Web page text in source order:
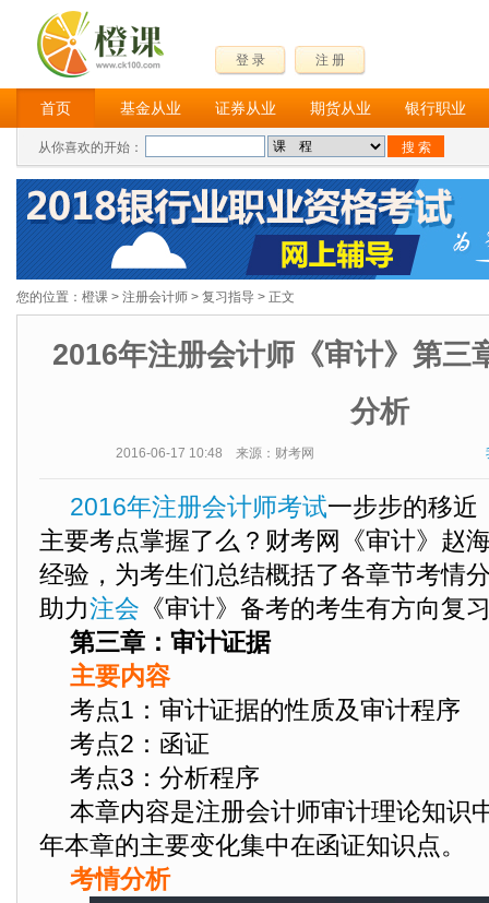
登 录 注 册
首页 基金从业 证券从业 期货从业 银行职业
从你喜欢的开始：
您的位置： 橙课 > 注册会计师 > 复习指导 > 正文
2016年注册会计师《审计》第三
分析
2016-06-17 10:48 来源：财考网
2016年注册会计师考试一步步的移近
主要考点掌握了么？财考网《审计》赵
经验，为考生们总结概括了各章节考情
助力注会 《审计》备考的考生有方向复
第三章：审计证据
主要内容
考点1：审计证据的性质及审计程序
考点2：函证
考点3：分析程序
本章内容是注册会计师审计理论知识
年本章的主要变化集中在函证知识点。
考情分析